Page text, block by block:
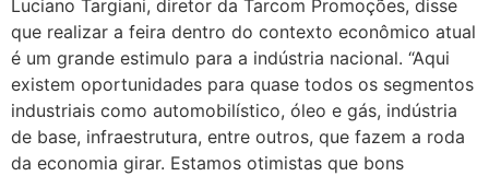
Luciano Targiani, diretor da Tarcom Promoções, disse
que realizar a feira dentro do contexto econômico atual
é um grande estimulo para a indústria nacional. “Aqui
existem oportunidades para quase todos os segmentos
industriais como automobilístico, óleo e gás, indústria
de base, infraestrutura, entre outros, que fazem a roda
da economia girar. Estamos otimistas que bons